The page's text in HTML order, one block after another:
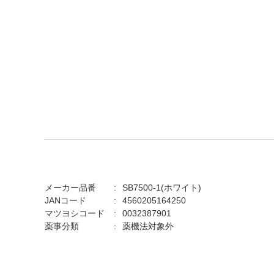
メーカー品番
SB7500-1(ホワイト)
JANコード
4560205164250
マツヨシコード
0032387901
薬事分類
薬機法対象外